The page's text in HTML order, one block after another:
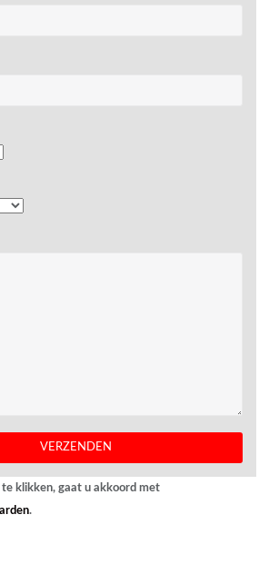
te klikken, gaat u akkoord met
.